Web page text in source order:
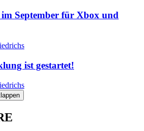
im September für Xbox und
ist gestartet!